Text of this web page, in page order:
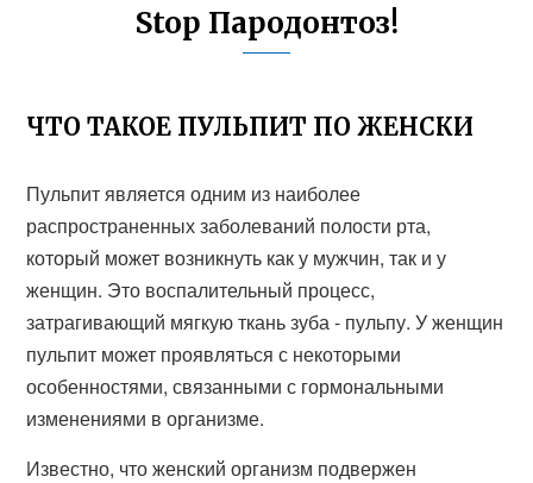
Stop Пародонтоз!
ЧТО ТАКОЕ ПУЛЬПИТ ПО ЖЕНСКИ
Пульпит является одним из наиболее
распространенных заболеваний полости рта,
который может возникнуть как у мужчин, так и у
женщин. Это воспалительный процесс,
затрагивающий мягкую ткань зуба - пульпу. У женщин
пульпит может проявляться с некоторыми
особенностями, связанными с гормональными
изменениями в организме.
Известно, что женский организм подвержен